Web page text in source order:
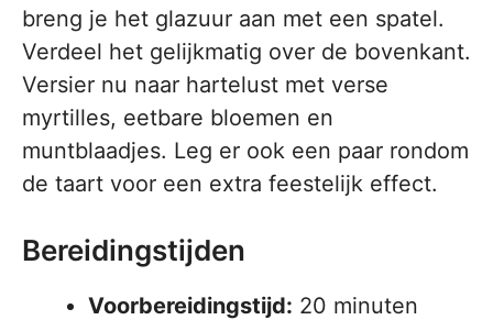
breng je het glazuur aan met een spatel.
Verdeel het gelijkmatig over de bovenkant.
Versier nu naar hartelust met verse
myrtilles, eetbare bloemen en
muntblaadjes. Leg er ook een paar rondom
de taart voor een extra feestelijk effect.
Bereidingstijden
Voorbereidingstijd: 20 minuten